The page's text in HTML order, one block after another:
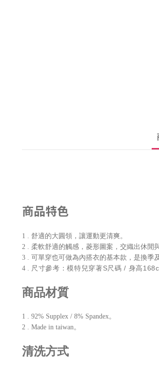
商品特色
1 . 舒適的大圓領，讓運動更清爽。
2 . 柔軟舒適的觸感，菱形圖案，交織出休閒
3 . 可單穿也可做為內搭衣的基本款，是換季
4 . 尺寸參考：模特兒穿著S尺碼 / 身高
商品材質
1 . 92% Supplex / 8% Spandex。
2 . Made in taiwan。
清洗方式